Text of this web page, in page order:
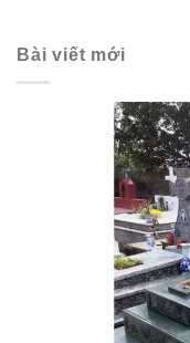
Bài viết mới